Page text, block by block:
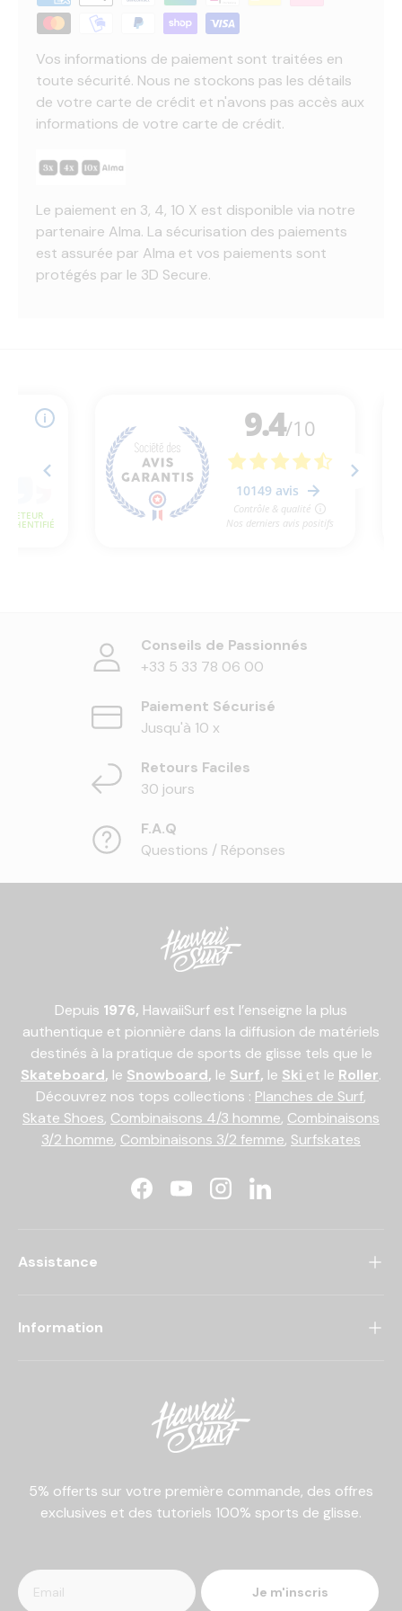
Vos informations de paiement sont traitées en
toute sécurité. Nous ne stockons pas les détails
de votre carte de crédit et n'avons pas accès aux
informations de votre carte de crédit.
Le paiement en 3, 4, 10 X est disponible via notre
partenaire Alma. La sécurisation des paiements
est assurée par Alma et vos paiements sont
protégés par le 3D Secure.
Conseils de Passionnés
+33 5 33 78 06 00
Paiement Sécurisé
Jusqu'à 10 x
Retours Faciles
30 jours
F.A.Q
Questions / Réponses
Depuis 1976, HawaiiSurf est l’enseigne la plus
authentique et pionnière dans la diffusion de matériels
destinés à la pratique de sports de glisse tels que le
Skateboard, le Snowboard, le Surf, le Ski et le Roller.
Découvrez nos tops collections : Planches de Surf,
Skate Shoes, Combinaisons 4/3 homme, Combinaisons
3/2 homme, Combinaisons 3/2 femme, Surfskates
FacebookYouTubeInstagramLinkedIn
Assistance
Information
5% offerts sur votre première commande, des offres
exclusives et des tutoriels 100% sports de glisse.
Je m'inscris